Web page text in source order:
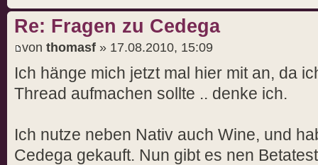
Re: Fragen zu Cedega
von thomasf » 17.08.2010, 15:09
Ich hänge mich jetzt mal hier mit an, da
Thread aufmachen sollte .. denke ich.
Ich nutze neben Nativ auch Wine, und
Cedega gekauft. Nun gibt es nen